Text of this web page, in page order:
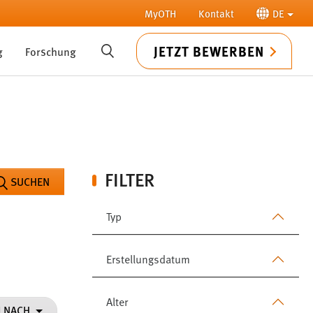
MyOTH Kontakt DE
Forschung SUCHE JETZT BEWERBEN
FILTER
Typ
Erstellungsdatum
Alter
SUCHEN